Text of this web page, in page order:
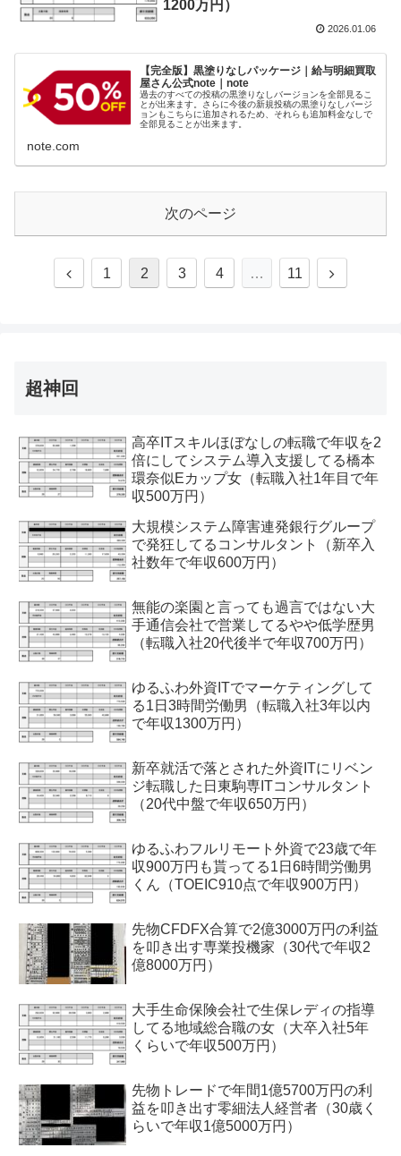
1200万円）
2026.01.06
【完全版】黒塗りなしパッケージ｜給与明細買取
屋さん公式note｜note
過去のすべての投稿の黒塗りなしバージョンを全部見るこ
とが出来ます。さらに今後の新規投稿の黒塗りなしバージ
ョンもこちらに追加されるため、それらも追加料金なしで
全部見ることが出来ます。
note.com
次のページ
1 2 3 4 … 11
超神回
高卒ITスキルほぼなしの転職で年収を2
倍にしてシステム導入支援してる橋本
環奈似Eカップ女（転職入社1年目で年
収500万円）
大規模システム障害連発銀行グループ
で発狂してるコンサルタント（新卒入
社数年で年収600万円）
無能の楽園と言っても過言ではない大
手通信会社で営業してるやや低学歴男
（転職入社20代後半で年収700万円）
ゆるふわ外資ITでマーケティングして
る1日3時間労働男（転職入社3年以内
で年収1300万円）
新卒就活で落とされた外資ITにリベン
ジ転職した日東駒専ITコンサルタント
（20代中盤で年収650万円）
ゆるふわフルリモート外資で23歳で年
収900万円も貰ってる1日6時間労働男
くん（TOEIC910点で年収900万円）
先物CFDFX合算で2億3000万円の利益
を叩き出す専業投機家（30代で年収2
億8000万円）
大手生命保険会社で生保レディの指導
してる地域総合職の女（大卒入社5年
くらいで年収500万円）
先物トレードで年間1億5700万円の利
益を叩き出す零細法人経営者（30歳く
らいで年収1億5000万円）